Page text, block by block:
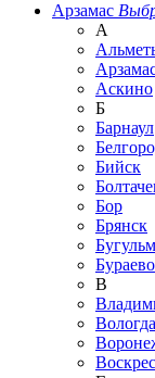
Арзамас
А
Аскино
Б
Барнаул
Бийск
Бор
Брянск
Бураево
В
Вологда